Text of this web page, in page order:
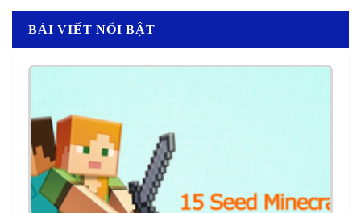
BÀI VIẾT NỔI BẬT